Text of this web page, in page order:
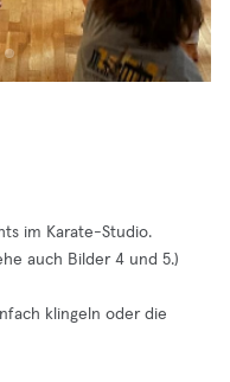
im Karate-Studio.
auch Bilder 4 und 5.)
klingeln oder die